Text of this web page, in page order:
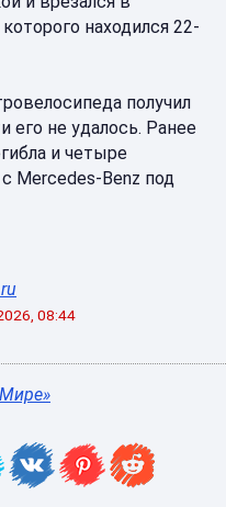
находился 22-
получил
его не удалось. Ранее
и четыре
Mercedes-Benz под
08:44